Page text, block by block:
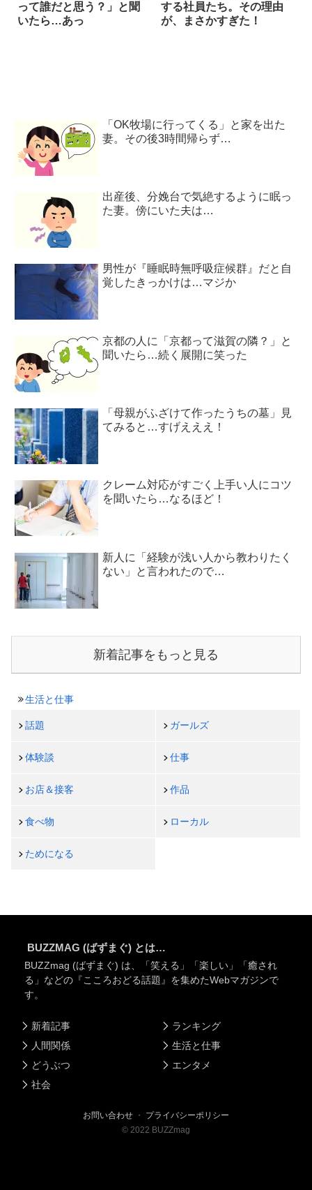
って誰だと思う？」と聞
いたら…あっ
する社員たち。その理由
が、まさかすぎた！
「OK牧場に行ってくる」と家を出た
妻。その後3時間帰らず…
出産後、分娩台で気絶するように眠っ
た妻。傍にいた夫は…
男性が『睡眠時無呼吸症候群』だと自
覚したきっかけは…マジか
京都の人に「京都って滋賀の隣？」と
聞いたら…続く展開に笑った
「母親がふざけて作ったうちの墓」見
てみると…すげえええ！
クレーム対応がすごく上手い人にコツ
を聞いたら…なるほど！
新人に「経験が浅い人から教わりたく
ない」と言われたので…
新着記事をもっと見る
生活と仕事
話題 ガールズ
体験談 仕事
お店＆接客 作品
食べ物 ローカル
ためになる
BUZZMAG (ばずまぐ) とは…
BUZZmag (ばずまぐ) は、「笑える」「楽しい」「癒され
る」などの『こころおどる話題』を集めたWebマガジンで
す。
新着記事
人間関係
どうぶつ
社会
ランキング
生活と仕事
エンタメ
お問い合わせ ・ プライバシーポリシー
© 2022 BUZZmag